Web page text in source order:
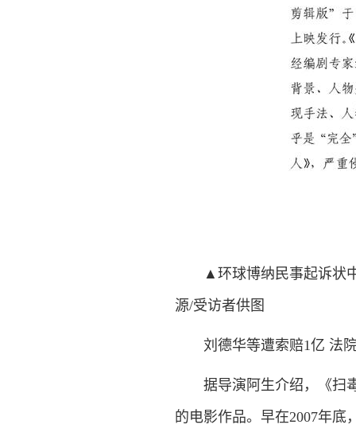
▲环球博纳民事起诉状中
源/受访者供图
刘德华等遭索赔1亿 法
据导演阿生介绍，《扫毒
的电影作品。早在2007年